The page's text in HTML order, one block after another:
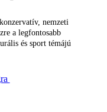
nemzeti
a legfontosabb
és sport témájú